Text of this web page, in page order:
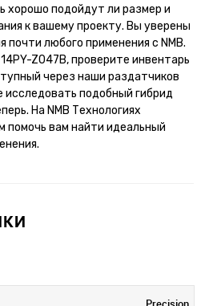
хорошо подойдут ли размер и
к вашему проекту. Вы уверены
почти любого применения с NMB.
Z047B, проверите инвентарь
через наши раздатчиков
подобный гибрид
На NMB Технологиях
помочь вам найти идеальный